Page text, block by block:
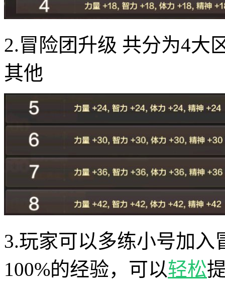
2.冒险团升级 共分为4
其他
3.玩家可以多练小号加
100%的经验，可以轻松